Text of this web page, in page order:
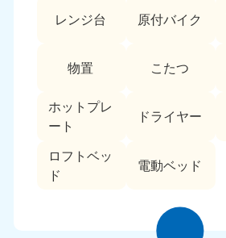
レンジ台 原付バイク
物置 こたつ
ホットプレ
ート
ドライヤー
ロフトベッ
ド
電動ベッド